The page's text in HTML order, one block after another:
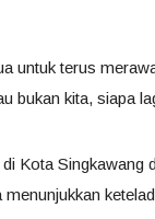
untuk terus
bukan kita, siapa
Kota